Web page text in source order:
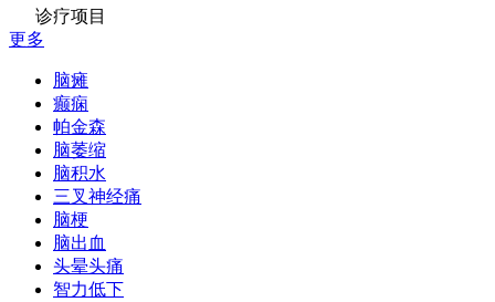
诊疗项目
更多
脑瘫
癫痫
帕金森
脑萎缩
脑积水
三叉神经痛
脑梗
脑出血
头晕头痛
智力低下